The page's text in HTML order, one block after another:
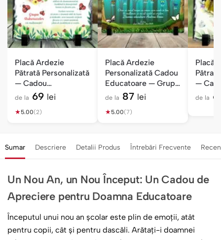
Placă Ardezie
Pătrată Personalizată
— Cadou
Educatoare
de la 69 lei
★5.00(2)
Placă Ardezie
Personalizată Cadou
Educatoare — Grupa
Fluturașilor
de la 87 lei
★5.00(7)
Placă
—
de la
Sumar Descriere Detalii Produs Întrebări Frecvente
Un Nou An, un Nou Început: Un Cadou de
Apreciere pentru Doamna Educatoare
Începutul unui nou an școlar este plin de emoții, atât
pentru copii, cât și pentru dascăli. Arătați-i doamnei